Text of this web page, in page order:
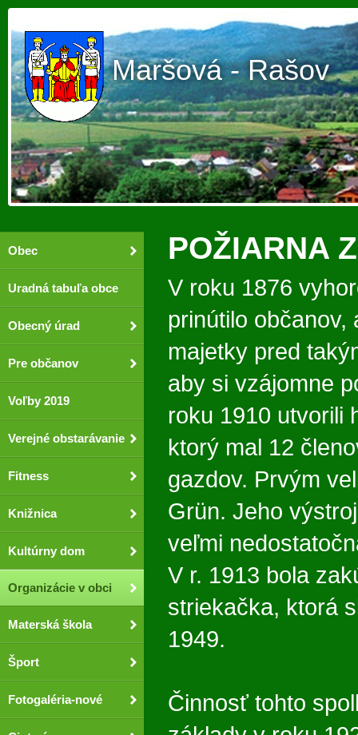
Maršová - Rašov
Obec
Uradná tabuľa obce
Obecný úrad
Pre občanov
Voľby 2019
Verejné obstarávanie
Fitness
Knižnica
Kultúrny dom
Organizácie v obci
Materská škola
Šport
Fotogaléria-nové
POŽIARNA
V roku 1876
prinútilo občanov,
majetky pred
aby si vzájomne
roku 1910 utvorili
ktorý mal 12
gazdov. Prvým
Grün. Jeho
veľmi
V r. 1913 bola
striekačka, ktorá
1949.
Činnosť tohto